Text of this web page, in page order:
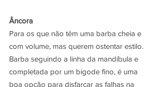
Âncora
Para os que não têm uma barba cheia e
com volume, mas querem ostentar estilo.
Barba seguindo a linha da mandíbula e
completada por um bigode fino, é uma
boa opção para disfarçar as falhas na